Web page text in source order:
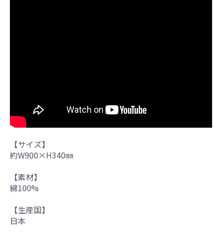
【サイズ】
約W900×H340㎜
【素材】
綿100%
【生産国】
日本